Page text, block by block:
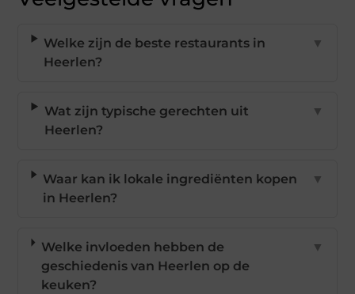
Welke zijn de beste restaurants in
Heerlen?
▼
Wat zijn typische gerechten uit
Heerlen?
▼
Waar kan ik lokale ingrediënten kopen
in Heerlen?
▼
Welke invloeden hebben de
geschiedenis van Heerlen op de
keuken?
▼